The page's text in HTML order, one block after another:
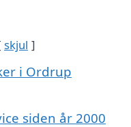
skjul
i Ordrup
siden år 2000